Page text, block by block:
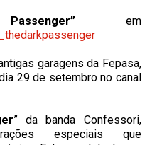
em
thedarkpassenger
garagens da Fepasa,
29 de setembro no canal
” da banda Confessori,
especiais que